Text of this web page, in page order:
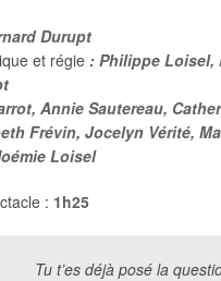
Durupt
et régie : Philippe Loisel,
Annie Sautereau,
Frévin, Jocelyn Vérité,
Loisel
: 1h25
Tu t’es déjà posé la